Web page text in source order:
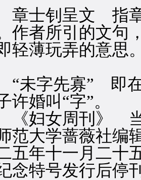
钊呈文 指章士
作者所引的文句
轻薄玩弄的意思
先寡” 即在未
许婚叫“字”。
女周刊》 当时
范大学蔷薇社编
五年十一月二十
念特号发行后停